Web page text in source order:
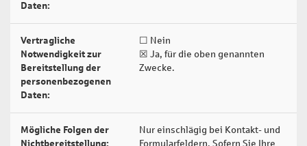
Daten:
Vertragliche
Notwendigkeit zur
Bereitstellung der
personenbezogenen
Daten:
☐ Nein
☒ Ja, für die oben genannten
Zwecke.
Mögliche Folgen der
Nichtbereitstellung:
Nur einschlägig bei Kontakt- und
Formularfeldern. Sofern Sie Ihre